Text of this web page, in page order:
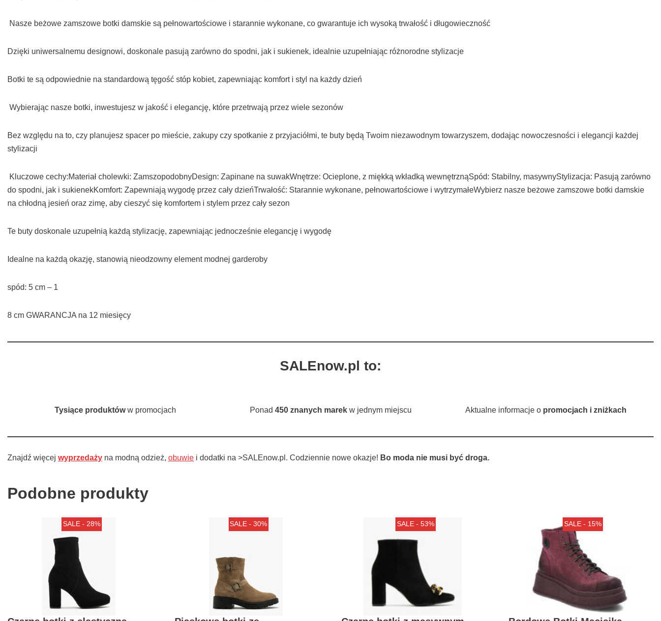
Nasze beżowe zamszowe botki damskie są pełnowartościowe i starannie wykonane, co gwarantuje ich wysoką trwałość i długowieczność
Dzięki uniwersalnemu designowi, doskonale pasują zarówno do spodni, jak i sukienek, idealnie uzupełniając różnorodne stylizacje
Botki te są odpowiednie na standardową tęgość stóp kobiet, zapewniając komfort i styl na każdy dzień
Wybierając nasze botki, inwestujesz w jakość i elegancję, które przetrwają przez wiele sezonów
Bez względu na to, czy planujesz spacer po mieście, zakupy czy spotkanie z przyjaciółmi, te buty będą Twoim niezawodnym towarzyszem, dodając nowoczesności i elegancji każdej
stylizacji
Kluczowe cechy:Materiał cholewki: ZamszopodobnyDesign: Zapinane na suwakWnętrze: Ocieplone, z miękką wkładką wewnętrznąSpód: Stabilny, masywnyStylizacja: Pasują zarówno
do spodni, jak i sukienekKomfort: Zapewniają wygodę przez cały dzieńTrwałość: Starannie wykonane, pełnowartościowe i wytrzymałeWybierz nasze beżowe zamszowe botki damskie
na chłodną jesień oraz zimę, aby cieszyć się komfortem i stylem przez cały sezon
Te buty doskonale uzupełnią każdą stylizację, zapewniając jednocześnie elegancję i wygodę
Idealne na każdą okazję, stanowią nieodzowny element modnej garderoby
spód: 5 cm – 1
8 cm GWARANCJA na 12 miesięcy
SALEnow.pl to:
Tysiące produktóww promocjach Ponad 450 znanych marekw jednym miejscu Aktualne informacje o promocjach i zniżkach
Znajdź więcej wyprzedaży na modną odzież, obuwie i dodatki na >SALEnow.pl. Codziennie nowe okazje! Bo moda nie musi być droga.
Podobne produkty
SALE - 28% SALE - 30% SALE - 53% SALE - 15%